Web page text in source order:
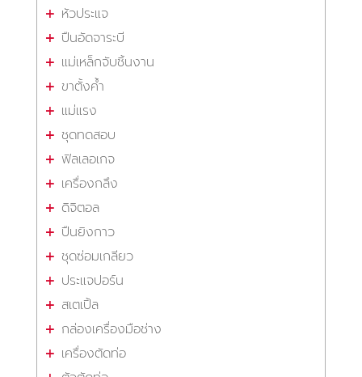
หัวประแจ
ปืนอัดจาระบี
แม่เหล็กจับชิ้นงาน
ขาตั้งค้ำ
แม่แรง
ชุดทดสอบ
ฟิลเลอเกจ
เครื่องกลึง
ดิจิตอล
ปืนยิงกาว
ชุดซ่อมเกลียว
ประแจปอร์น
สเตเปิ้ล
กล่องเครื่องมือช่าง
เครื่องตัดท่อ